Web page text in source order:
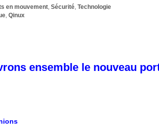
en mouvement,Sécurité,Technologie
,Qinux
ensemble le nouveau